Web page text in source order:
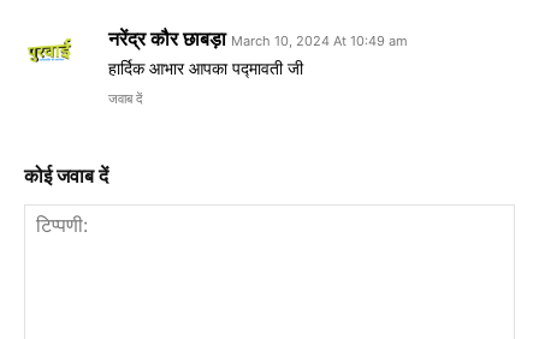
नरेंद्र कौर छाबड़ा March 10, 2024 At 10:49 am
हार्दिक आभार आपका पद्मावती जी
जवाब दें
कोई जवाब दें